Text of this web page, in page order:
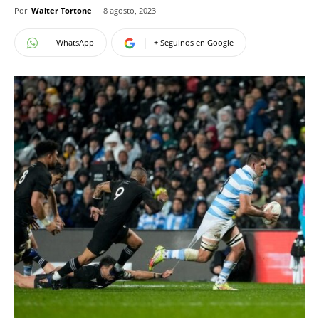
Por Walter Tortone - 8 agosto, 2023
WhatsApp + Seguinos en Google